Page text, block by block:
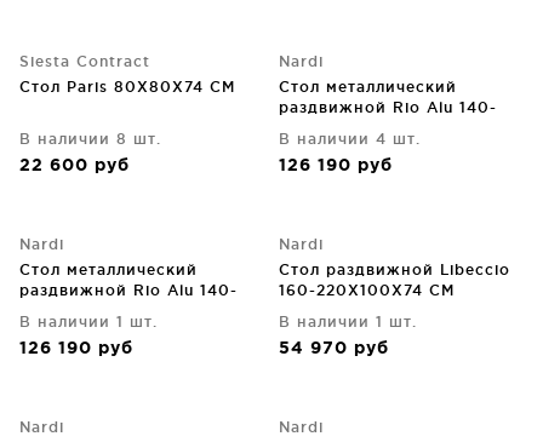
Siesta Contract
Стол Paris 80X80X74 CM
В наличии 8 шт.
22 600 руб
Nardi
Стол металлический
раздвижной Rio Alu 140-
В наличии 4 шт.
126 190 руб
Nardi
Стол металлический
раздвижной Rio Alu 140-
В наличии 1 шт.
126 190 руб
Nardi
Стол раздвижной Libeccio
160-220X100X74 CM
В наличии 1 шт.
54 970 руб
Nardi
Nardi